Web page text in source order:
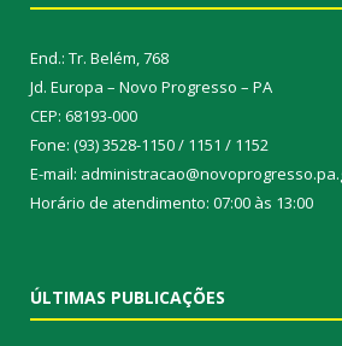
End.: Tr. Belém, 768
Jd. Europa – Novo Progresso – PA
CEP: 68193-000
Fone: (93) 3528-1150 / 1151 / 1152
E-mail:
Horário de atendimento: 07:00 às 13:00
ÚLTIMAS PUBLICAÇÕES